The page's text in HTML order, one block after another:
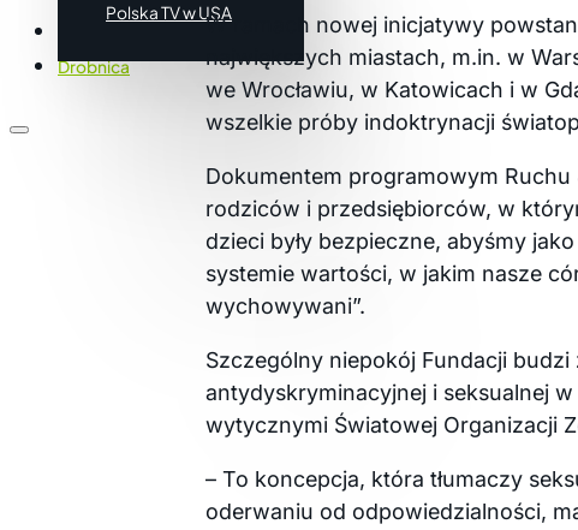
Polska TV w USA
Drobnica
W ramach nowej inicjatywy
największych miastach, m.in. w
we Wrocławiu, w Katowicach i w
wszelkie próby indoktrynacji
Dokumentem programowym
rodziców i przedsiębiorców, w
dzieci były bezpieczne, abyśmy
systemie wartości, w jakim nasze
wychowywani”.
Szczególny niepokój Fundacji
antydyskryminacyjnej i seksualnej
wytycznymi Światowej Organizacji
– To koncepcja, która tłumaczy
oderwaniu od odpowiedzialności,